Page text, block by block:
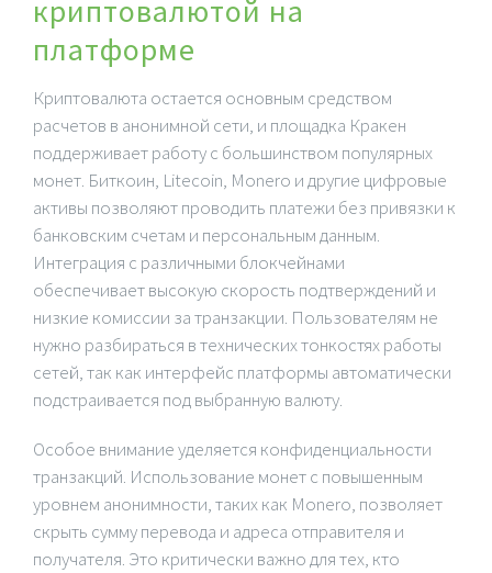
криптовалютой на
платформе
Криптовалюта остается основным средством
расчетов в анонимной сети, и площадка Кракен
поддерживает работу с большинством популярных
монет. Биткоин, Litecoin, Monero и другие цифровые
активы позволяют проводить платежи без привязки к
банковским счетам и персональным данным.
Интеграция с различными блокчейнами
обеспечивает высокую скорость подтверждений и
низкие комиссии за транзакции. Пользователям не
нужно разбираться в технических тонкостях работы
сетей, так как интерфейс платформы автоматически
подстраивается под выбранную валюту.
Особое внимание уделяется конфиденциальности
транзакций. Использование монет с повышенным
уровнем анонимности, таких как Monero, позволяет
скрыть сумму перевода и адреса отправителя и
получателя. Это критически важно для тех, кто